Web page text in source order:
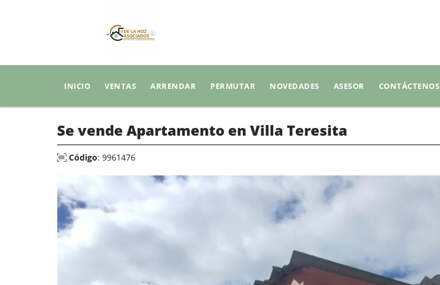
INICIO VENTAS ARRENDAR PERMUTAR NOVEDADES ASESOR CONTÁCTENOS
Se vende Apartamento en Villa Teresita
Código: 9961476